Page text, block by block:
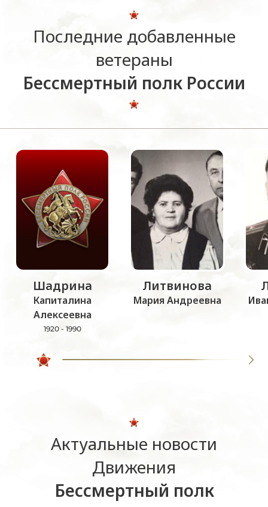
Последние добавленные
ветераны
Бессмертный полк России
Шадрина
Капиталина
Алексеевна
1920 - 1990
Литвинова
Мария Андреевна
Актуальные новости
Движения
Бессмертный полк